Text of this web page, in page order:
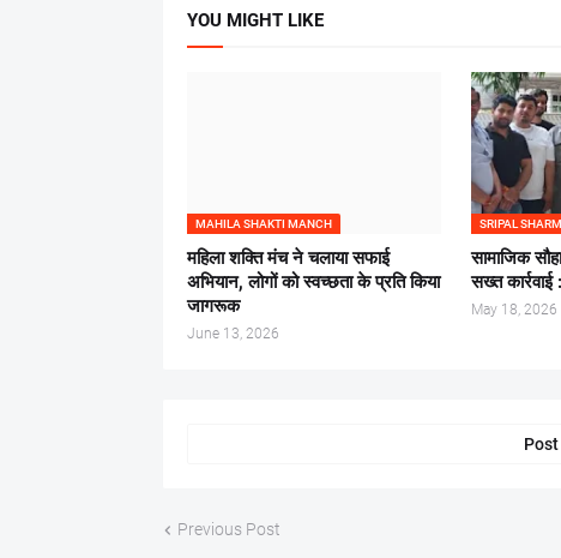
YOU MIGHT LIKE
MAHILA SHAKTI MANCH
महिला शक्ति मंच ने चलाया सफाई
अभियान, लोगों को स्वच्छता के प्रति किया
जागरूक
June 13, 2026
SRIPAL
सामाजिक
सख्त कार्रवाई
May 18, 2026
Previous Post